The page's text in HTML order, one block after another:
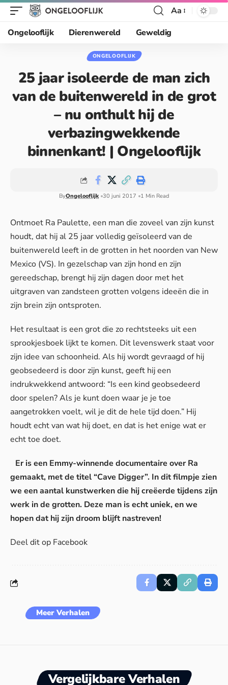
Aa
Ongelooflijk
Dierenwereld Geweldig
ONGELOOFLIJK
25 jaar isoleerde de man zich
van de buitenwereld in de grot
– nu onthult hij de
verbazingwekkende
binnenkant! | Ongelooflijk
ByOngelooflijk 30 juni 2017 1 Min Read
Ontmoet Ra Paulette, een man die zoveel van zijn kunst
houdt, dat hij al 25 jaar volledig geïsoleerd van de
buitenwereld leeft in de grotten in het noorden van New
Mexico (VS). In gezelschap van zijn hond en zijn
gereedschap, brengt hij zijn dagen door met het
uitgraven van zandsteen grotten volgens ideeën die in
zijn brein zijn ontsproten.
Het resultaat is een grot die zo rechtsteeks uit een
sprookjesboek lijkt te komen. Dit levenswerk staat voor
zijn idee van schoonheid. Als hij wordt gevraagd of hij
geobsedeerd is door zijn kunst, geeft hij een
indrukwekkend antwoord: “Is een kind geobsedeerd
door spelen? Als je kunt doen waar je je toe
aangetrokken voelt, wil je dit de hele tijd doen.” Hij
houdt echt van wat hij doet, en dat is het enige wat er
echt toe doet.
Er is een Emmy-winnende documentaire over Ra
gemaakt, met de titel “Cave Digger”. In dit filmpje zien
we een aantal kunstwerken die hij creëerde tijdens zijn
werk in de grotten. Deze man is echt uniek, en we
hopen dat hij zijn droom blijft nastreven!
Deel dit op Facebook
Meer Verhalen
Vergelijkbare Verhalen